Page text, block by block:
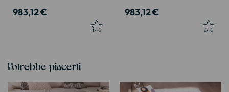
983,12 € 983,12 €
Potrebbe piacerti